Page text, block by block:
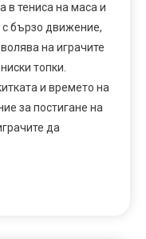
в тениса на маса и
бързо движение,
на играчите
топки.
и времето на
за постигане на
да